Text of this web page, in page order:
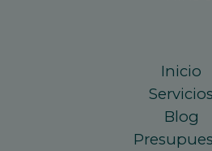
Inicio
Servicios
Blog